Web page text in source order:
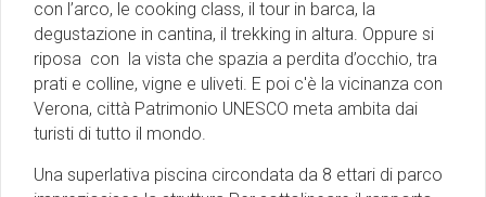
con l’arco, le cooking class, il tour in barca, la
degustazione in cantina, il trekking in altura. Oppure si
riposa con la vista che spazia a perdita d’occhio, tra
prati e colline, vigne e uliveti. E poi c'è la vicinanza con
Verona, città Patrimonio UNESCO meta ambita dai
turisti di tutto il mondo.
Una superlativa piscina circondata da 8 ettari di parco